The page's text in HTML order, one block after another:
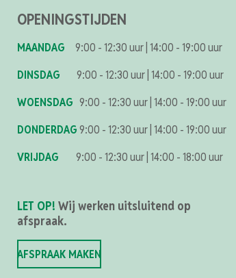
OPENINGSTIJDEN
MAANDAG 9:00 - 12:30 uur 14:00 - 19:00 uur
DINSDAG
9:00 - 12:30 uur 14:00 - 19:00 uur
WOENSDAG 9:00 - 12:30 uur 14:00 - 19:00 uur
DONDERDAG9:00 - 12:30 uur 14:00 - 19:00 uur
VRIJDAG
9:00 - 12:30 uur 14:00 - 18:00 uur
LET OP! Wij werken uitsluitend op
afspraak.
AFSPRAAK MAKEN